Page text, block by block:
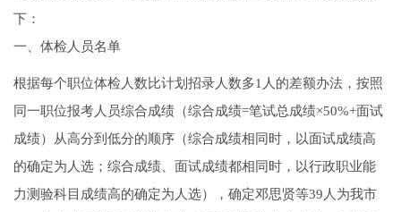
下：
一、体检人员名单
根据每个职位体检人数比计划招录人数多1人的差额办法，按照
同一职位报考人员综合成绩（综合成绩=笔试总成绩×50%+面试
成绩）从高分到低分的顺序（综合成绩相同时，以面试成绩高
的确定为人选；综合成绩、面试成绩都相同时，以行政职业能
力测验科目成绩高的确定为人选），确定邓思贤等39人为我市